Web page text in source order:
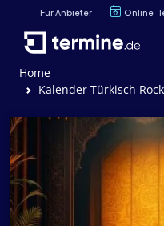
Für Anbieter Online-
Home
Kalender Türkisch